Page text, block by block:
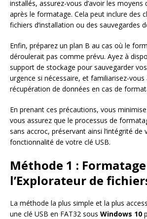
installés, assurez-vous d’avoir les moyens
après le formatage. Cela peut inclure des
fichiers d’installation ou des sauvegardes
Enfin, préparez un plan B au cas où le
déroulerait pas comme prévu. Ayez à
support de stockage pour sauvegarder
urgence si nécessaire, et familiarisez-
récupération de données en cas de
En prenant ces précautions, vous
vous assurez que le processus de
sans accroc, préservant ainsi l’intégrité de
fonctionnalité de votre clé USB.
Méthode 1 :
l’Explorateur de
La méthode la plus simple et la plus
une clé USB en FAT32 sous Windows 10